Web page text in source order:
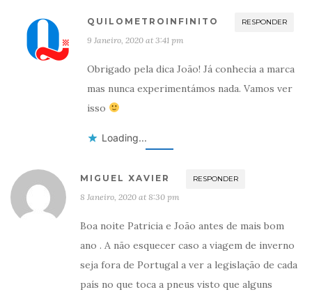
QUILOMETROINFINITO RESPONDER
9 Janeiro, 2020 at 3:41 pm
Obrigado pela dica João! Já conhecia a marca
mas nunca experimentámos nada. Vamos ver
isso
Loading...
MIGUEL XAVIER RESPONDER
8 Janeiro, 2020 at 8:30 pm
Boa noite Patricia e João antes de mais bom
ano . A não esquecer caso a viagem de inverno
seja fora de Portugal a ver a legislação de cada
país no que toca a pneus visto que alguns